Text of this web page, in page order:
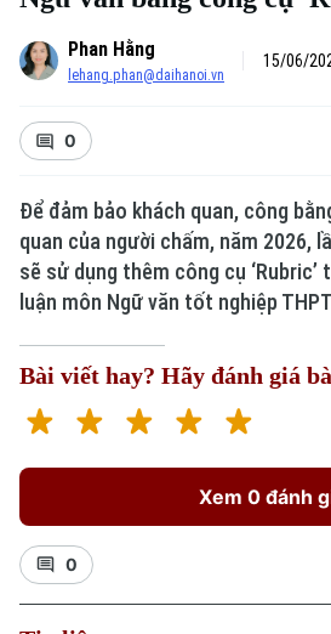
Phan Hằng
lehang.phan@daihanoi.vn
15/06/
0
Để đảm bảo khách quan, công
quan của người chấm, năm 2026,
sẽ sử dụng thêm công cụ
luận môn Ngữ văn tốt nghiệp
Bài viết hay? Hãy đánh giá
Xem 0 đánh
0